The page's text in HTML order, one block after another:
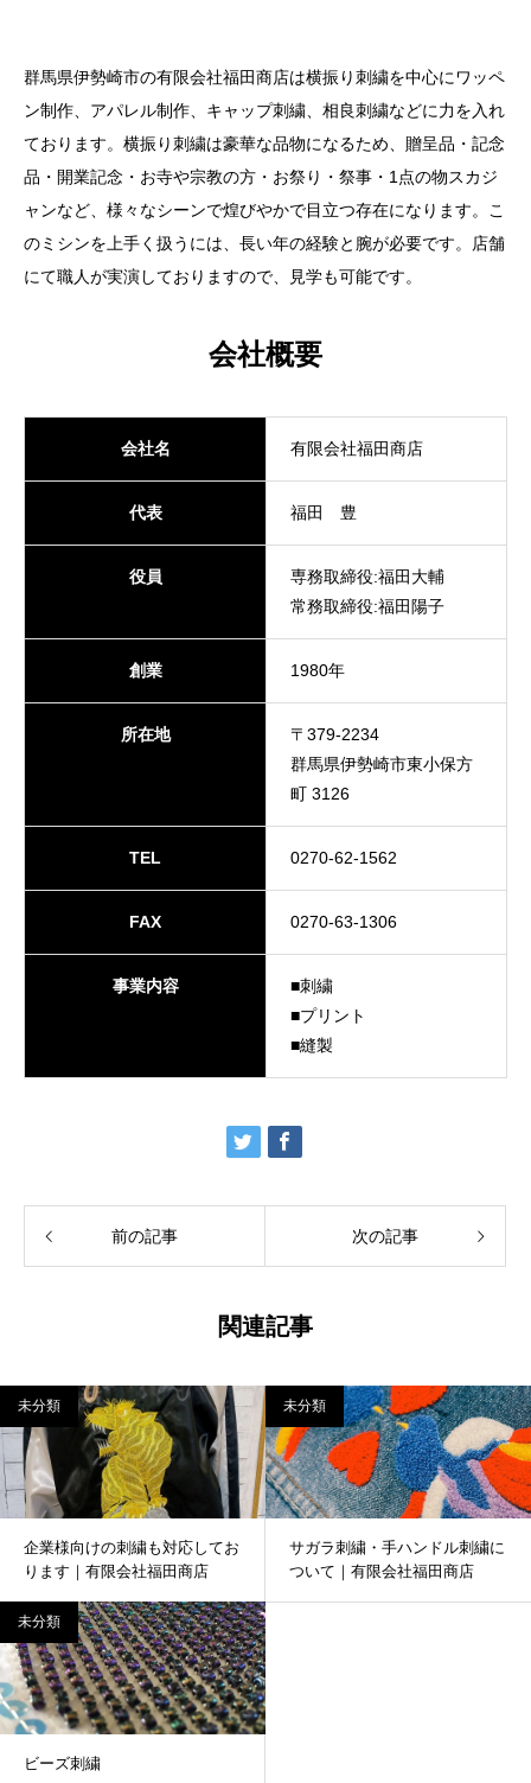
群馬県伊勢崎市の有限会社福田商店は横振り刺繍を中心にワッペ
ン制作、アパレル制作、キャップ刺繍、相良刺繍などに力を入れ
ております。横振り刺繍は豪華な品物になるため、贈呈品・記念
品・開業記念・お寺や宗教の方・お祭り・祭事・1点の物スカジ
ャンなど、様々なシーンで煌びやかで目立つ存在になります。こ
のミシンを上手く扱うには、長い年の経験と腕が必要です。店舗
にて職人が実演しておりますので、見学も可能です。
会社概要
会社名 有限会社福田商店
代表 福田 豊
役員
専務取締役:福田大輔
常務取締役:福田陽子
創業 1980年
所在地
〒379-2234
群馬県伊勢崎市東小保方
町 3126
TEL 0270-62-1562
FAX 0270-63-1306
事業内容
■刺繍
■プリント
■縫製
前の記事 次の記事
関連記事
未分類
企業様向けの刺繍も対応してお
ります｜有限会社福田商店
未分類
サガラ刺繍・手ハンドル刺繍に
ついて｜有限会社福田商店
未分類
ビーズ刺繍